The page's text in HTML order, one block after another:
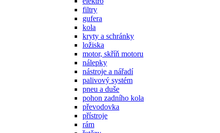
filtry
gufera
kola
kryty a schránky
ložiska
motor, skříň motoru
nálepky
nástroje a nářadí
palivový systém
pneu a duše
pohon zadního kola
převodovka
přístroje
rám